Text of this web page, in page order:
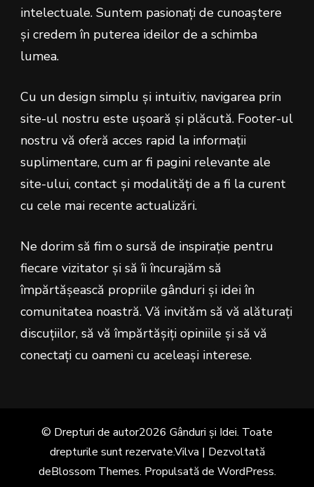
intelectuale. Suntem pasionați de cunoaștere
și credem în puterea ideilor de a schimba
lumea.
Cu un design simplu și intuitiv, navigarea prin
site-ul nostru este ușoară și plăcută. Footer-ul
nostru vă oferă acces rapid la informații
suplimentare, cum ar fi pagini relevante ale
site-ului, contact și modalități de a fi la curent
cu cele mai recente actualizări.
Ne dorim să fim o sursă de inspirație pentru
fiecare vizitator și să îi încurajăm să
împărtășească propriile gânduri și idei în
comunitatea noastră. Vă invităm să vă alăturați
discuțiilor, să vă împărtășiți opiniile și să vă
conectați cu oameni cu aceleași interese.
© Drepturi de autor2026 Gânduri și Idei. Toate
drepturile sunt rezervate.Vilva | Dezvoltată
deBlossom Themes. Propulsată de WordPress.